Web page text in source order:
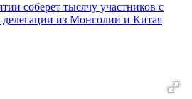
соберет тысячу участников с
из Монголии и Китая